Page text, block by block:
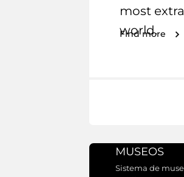
most
world.
Find more
MUSEOS
Sistema de